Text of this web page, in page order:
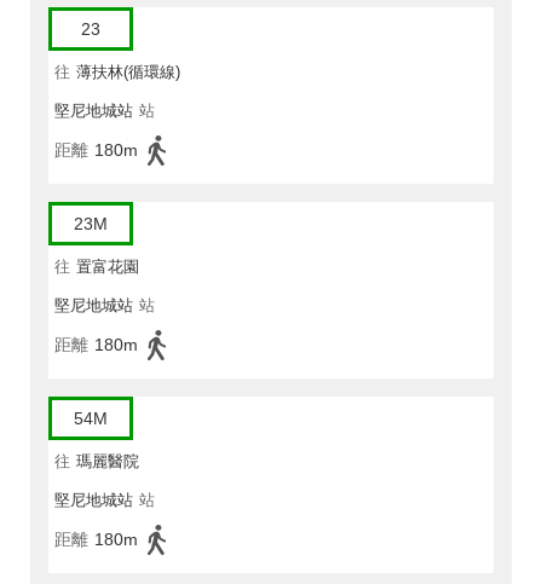
23
往 薄扶林(循環線)
堅尼地城站 站
距離 180m
23M
往 置富花園
堅尼地城站 站
距離 180m
54M
往 瑪麗醫院
堅尼地城站 站
距離 180m